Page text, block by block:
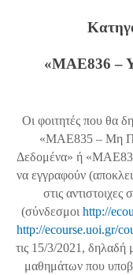
«ΜΑΕ836 –
Οι φοιτητές που θα
«ΜΑΕ835 – Μη
Δεδομένα» ή «ΜΑΕ836
να εγγραφούν
στις
(σύνδεσμοι http://
http://ecourse.uoi.gr/
τις 15/3/2021, δηλαδή
μαθημάτων που